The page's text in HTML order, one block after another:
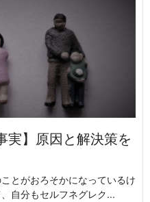
実】原因と解決策を
とがおろそかになっているけ
自分もセルフネグレク...